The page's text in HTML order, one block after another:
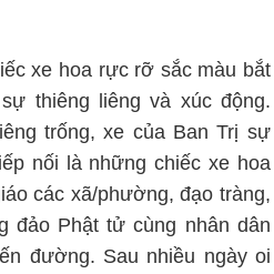
xe hoa rực rỡ sắc màu bắt
thiêng liêng và xúc động.
trống, xe của Ban Trị sự
nối là những chiếc xe hoa
các xã/phường, đạo tràng,
đảo Phật tử cùng nhân dân
đường. Sau nhiều ngày oi